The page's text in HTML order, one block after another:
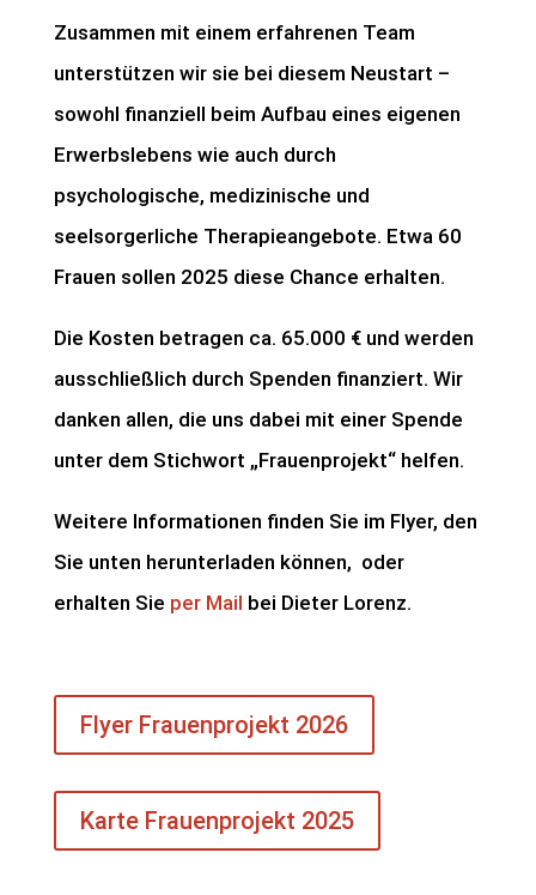
Zusammen mit einem erfahrenen Team
unterstützen wir sie bei diesem Neustart –
sowohl finanziell beim Aufbau eines eigenen
Erwerbslebens wie auch durch
psychologische, medizinische und
seelsorgerliche Therapieangebote. Etwa 60
Frauen sollen 2025 diese Chance erhalten.
Die Kosten betragen ca. 65.000 € und werden
ausschließlich durch Spenden finanziert. Wir
danken allen, die uns dabei mit einer Spende
unter dem Stichwort „Frauenprojekt“ helfen.
Weitere Informationen finden Sie im Flyer, den
Sie unten herunterladen können, oder
erhalten Sie per Mail bei Dieter Lorenz.
Flyer Frauenprojekt 2026
Karte Frauenprojekt 2025